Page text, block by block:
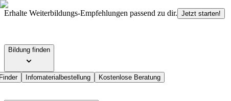
Erhalte Weiterbildungs-Empfehlungen passend zu dir. Jetzt starten!
Bildung finden
Infomaterialbestellung Kostenlose Beratung